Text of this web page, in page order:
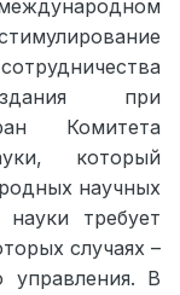
при
Комитета
который
научных
требует
случаях –
управления. В